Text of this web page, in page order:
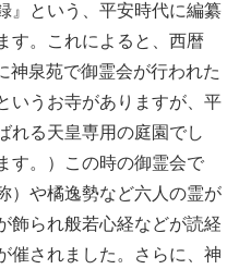
』という、平安時代に編纂
す。これによると、西暦
神泉苑で御霊会が行われた
いうお寺がありますが、平
れる天皇専用の庭園でし
す。）この時の御霊会で
）や橘逸勢など六人の霊が
飾られ般若心経などが読経
催されました。さらに、神